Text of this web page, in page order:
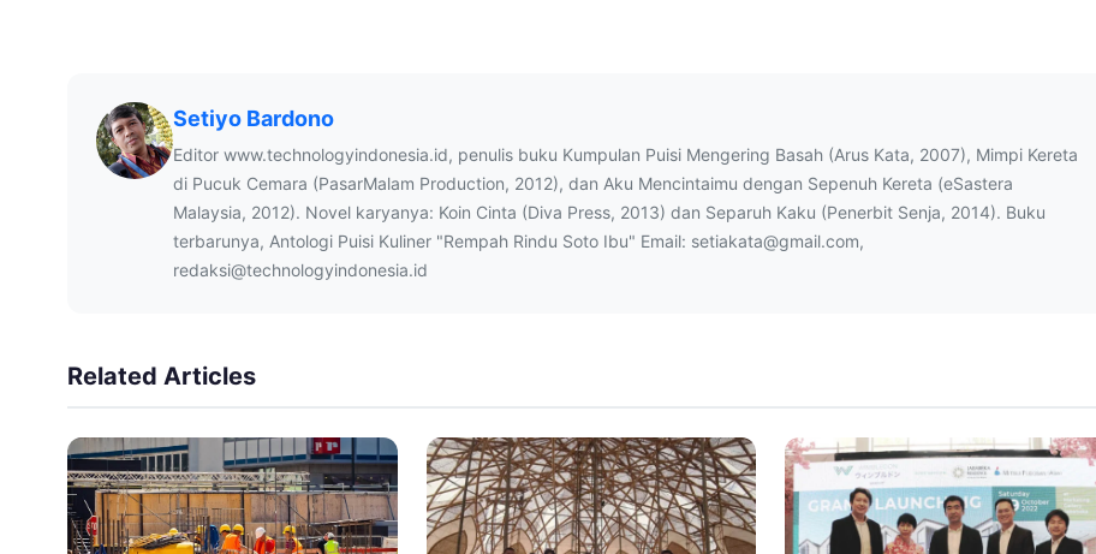
Setiyo Bardono
Editor www.technologyindonesia.id, penulis buku Kumpulan Puisi Mengering Basah (Arus Kata, 2007), Mimpi Kereta
di Pucuk Cemara (PasarMalam Production, 2012), dan Aku Mencintaimu dengan Sepenuh Kereta (eSastera
Malaysia, 2012). Novel karyanya: Koin Cinta (Diva Press, 2013) dan Separuh Kaku (Penerbit Senja, 2014). Buku
terbarunya, Antologi Puisi Kuliner "Rempah Rindu Soto Ibu" Email: setiakata@gmail.com,
redaksi@technologyindonesia.id
Related Articles